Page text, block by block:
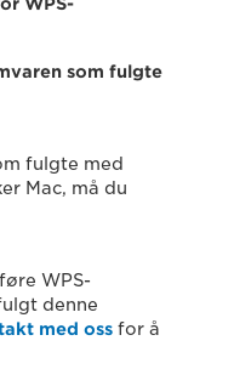
som fulgte
fulgte med
Mac, må du
WPS-
denne
med oss for å